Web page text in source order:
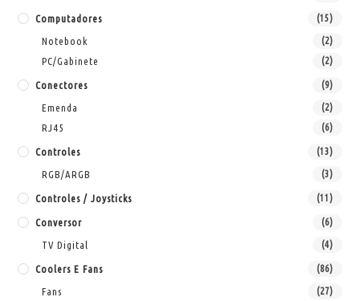
Computadores (15)
Notebook (2)
PC/Gabinete (2)
Conectores (9)
Emenda (2)
RJ45 (6)
Controles (13)
RGB/ARGB (3)
Controles / Joysticks (11)
Conversor (6)
TV Digital (4)
Coolers E Fans (86)
Fans (27)